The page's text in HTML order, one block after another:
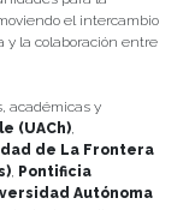
el intercambio
y la colaboración entre
académicas y
(UACh)
de La Frontera
Pontificia
Autónoma